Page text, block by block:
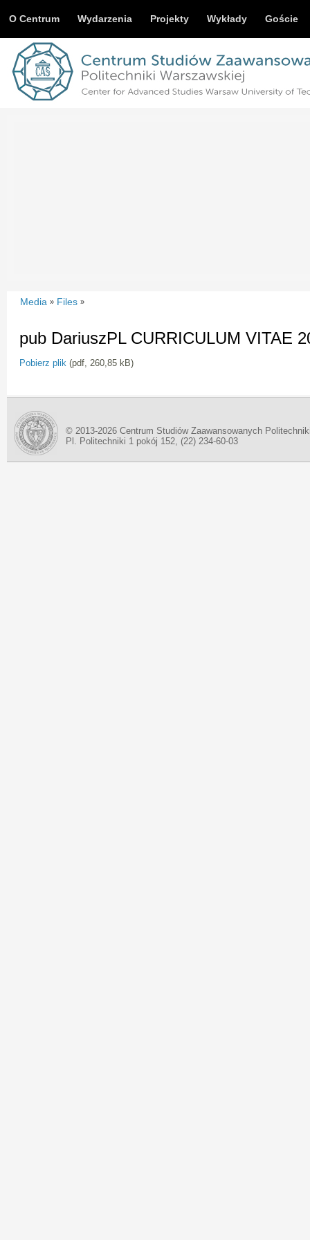
O Centrum Wydarzenia Projekty Wykłady Goście
Media » Files »
pub DariuszPL CURRICULUM VITAE
Pobierz plik (pdf, 260,85 kB)
© 2013-2026 Centrum Studiów Zaawansowanych
Pl. Politechniki 1 pokój 152, (22) 234-60-03